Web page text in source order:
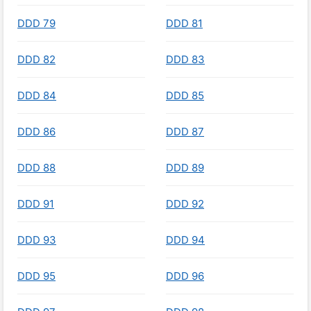
DDD 79 DDD 81
DDD 82 DDD 83
DDD 84 DDD 85
DDD 86 DDD 87
DDD 88 DDD 89
DDD 91 DDD 92
DDD 93 DDD 94
DDD 95 DDD 96